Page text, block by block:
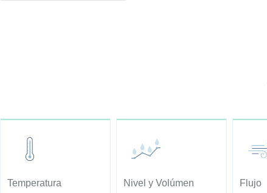
Temperatura Nivel y Volúmen Flujo